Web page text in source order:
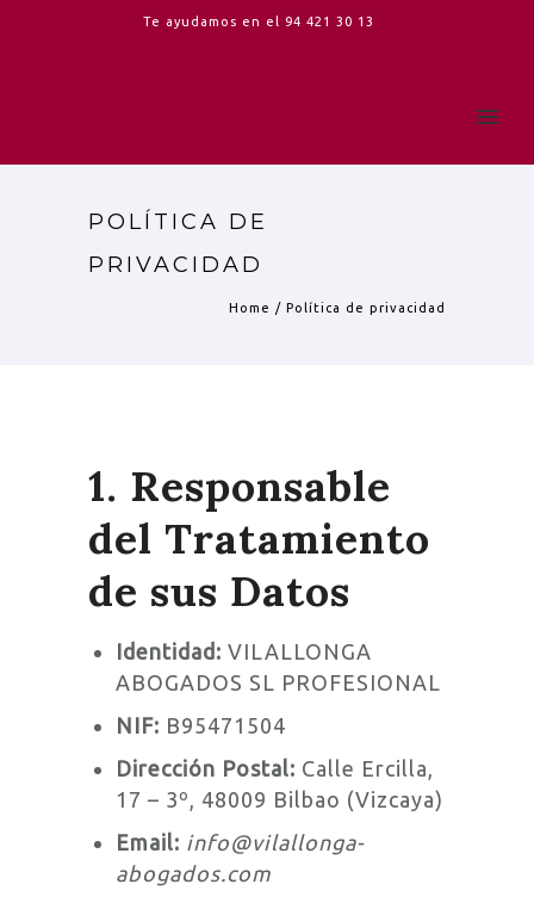
Te ayudamos en el 94 421 30 13
POLÍTICA DE
PRIVACIDAD
Home / Política de privacidad
1. Responsable
del Tratamiento
de sus Datos
Identidad: VILALLONGA
ABOGADOS SL PROFESIONAL
NIF: B95471504
Dirección Postal: Calle Ercilla,
17 – 3º, 48009 Bilbao (Vizcaya)
Email: info@vilallonga-
abogados.com